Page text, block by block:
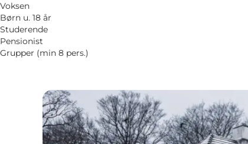
Voksen
Børn u. 18 år
Studerende
Pensionist
Grupper (min 8 pers.)